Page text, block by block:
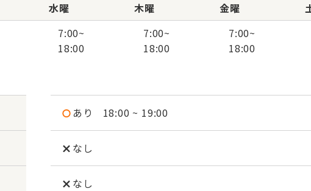
水曜
7:00~
18:00
木曜
7:00~
18:00
金曜
7:00~
18:00
あり 18:00 ~ 19:00
なし
なし